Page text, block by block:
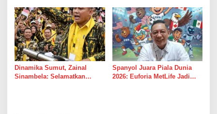
Perkuat Profesionalisme
Media Online
Jalan Pimpinan Medan
Perjuangan Diaspal Mulus
Dinamika Sumut, Zainal
Sinambela: Selamatkan
Spanyol Juara Piala Dunia
2026: Euforia MetLife Jadi